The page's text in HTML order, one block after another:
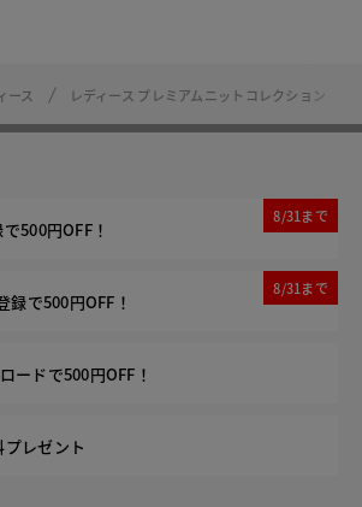
ース レディース プレミアムニットコレクション
500円OFF！
8/31まで
録で500円OFF！
8/31まで
ードで500円OFF！
レゼント